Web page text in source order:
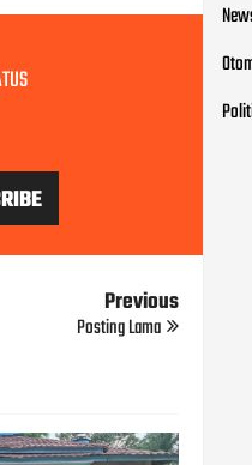
Previous
Posting Lama